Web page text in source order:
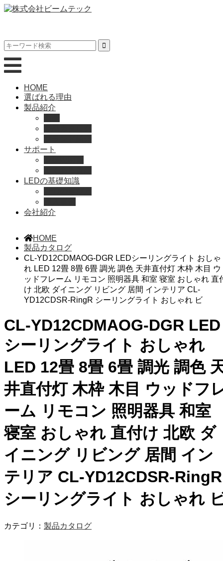
HOME
選ばれる理由
製品紹介
サポート
LEDの基礎知識
会社紹介
HOME
製品カタログ
CL-YD12CDMAOG-DGR LEDシーリングライト おしゃ
れ LED 12畳 8畳 6畳 調光 調色 天井直付灯 木枠 木目 ウ
ッドフレーム リモコン 照明器具 和室 寝室 おしゃれ 直
け 北欧 ダイニング リビング 居間 インテリア CL-
YD12CDSR-RingR シーリングライト おしゃれ ビ
CL-YD12CDMAOG-DGR LED
シーリングライト おしゃれ
LED 12畳 8畳 6畳 調光 調色
井直付灯 木枠 木目 ウッドフ
ーム リモコン 照明器具 和室
寝室 おしゃれ 直付け 北欧 ダ
イニング リビング 居間 イン
テリア CL-YD12CDSR-RingR
シーリングライト おしゃれ
カテゴリ： 製品カタログ